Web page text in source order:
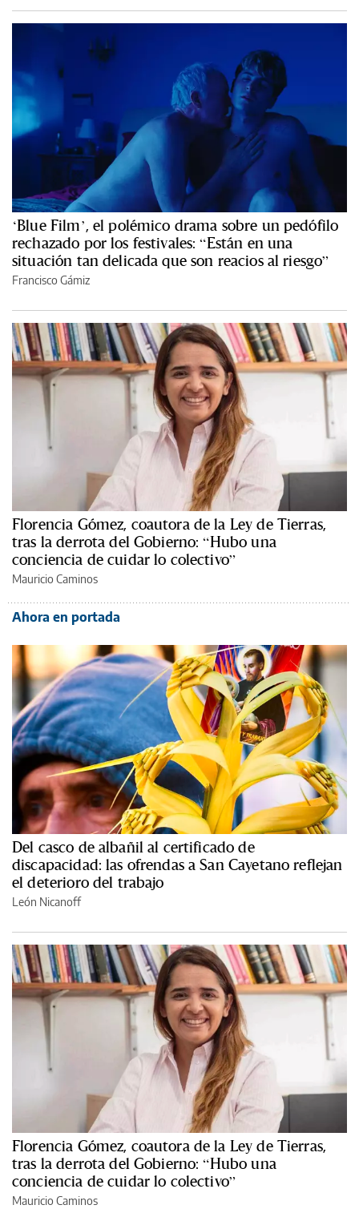
‘Blue Film’, el polémico drama sobre un pedófilo
rechazado por los festivales: “Están en una
situación tan delicada que son reacios al riesgo”
Francisco Gámiz
Florencia Gómez, coautora de la Ley de Tierras,
tras la derrota del Gobierno: “Hubo una
conciencia de cuidar lo colectivo”
Mauricio Caminos
Ahora en portada
Del casco de albañil al certificado de
discapacidad: las ofrendas a San Cayetano reflejan
el deterioro del trabajo
León Nicanoff
Florencia Gómez, coautora de la Ley de Tierras,
tras la derrota del Gobierno: “Hubo una
conciencia de cuidar lo colectivo”
Mauricio Caminos